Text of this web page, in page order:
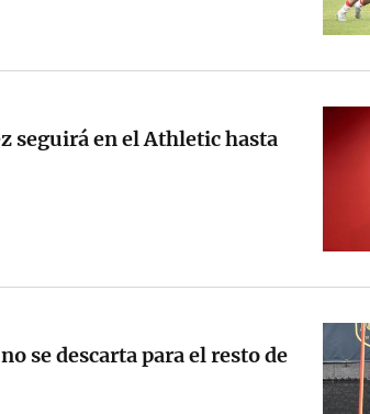
seguirá en el Athletic hasta
se descarta para el resto de